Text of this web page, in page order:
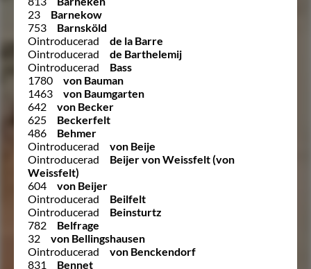
23
Barnekow
753
Barnsköld
Ointroducerad
de la Barre
Ointroducerad
de Barthelemij
Ointroducerad
Bass
1780
von Bauman
1463
von Baumgarten
642
von Becker
625
Beckerfelt
486
Behmer
Ointroducerad
von Beije
Ointroducerad
Beijer von Weissfelt (von
Weissfelt)
604
von Beijer
Ointroducerad
Beilfelt
Ointroducerad
Beinsturtz
782
Belfrage
32
von Bellingshausen
Ointroducerad
von Benckendorf
831
Bennet